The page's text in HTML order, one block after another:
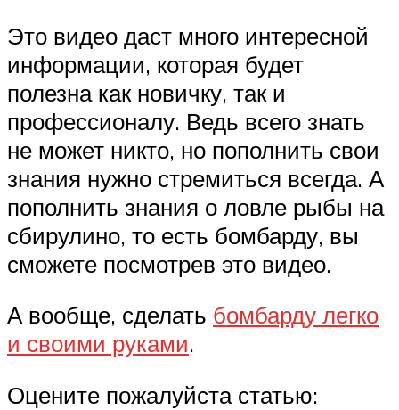
Это видео даст много интересной
информации, которая будет
полезна как новичку, так и
профессионалу. Ведь всего знать
не может никто, но пополнить свои
знания нужно стремиться всегда. А
пополнить знания о ловле рыбы на
сбирулино, то есть бомбарду, вы
сможете посмотрев это видео.
А вообще, сделать бомбарду легко
и своими руками.
Оцените пожалуйста статью: